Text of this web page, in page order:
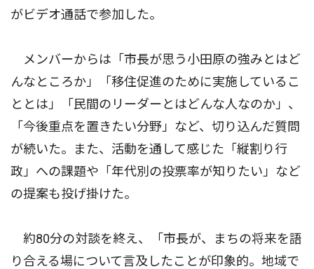
がビデオ通話で参加した。
メンバーからは「市長が思う小田原の強みとはど
んなところか」「移住促進のために実施しているこ
ととは」「民間のリーダーとはどんな人なのか」、
「今後重点を置きたい分野」など、切り込んだ質問
が続いた。また、活動を通して感じた「縦割り行
政」への課題や「年代別の投票率が知りたい」など
の提案も投げ掛けた。
約80分の対談を終え、「市長が、まちの将来を語
り合える場について言及したことが印象的。地域で